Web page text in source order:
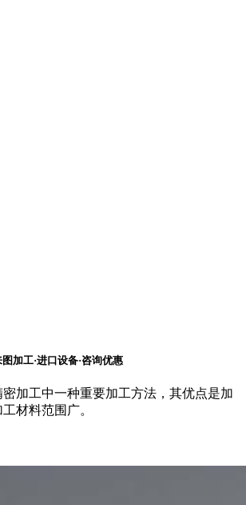
加工·进口设备·咨询优惠
加工中一种重要加工方法，其优点是加
材料范围广。